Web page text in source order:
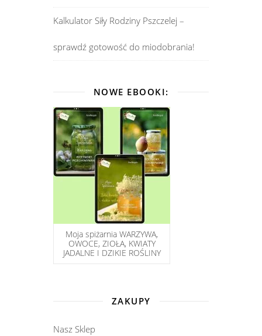
Kalkulator Siły Rodziny Pszczelej –
sprawdź gotowość do miodobrania!
NOWE EBOOKI:
Moja spiżarnia WARZYWA,
OWOCE, ZIOŁA, KWIATY
JADALNE I DZIKIE ROŚLINY
ZAKUPY
Nasz Sklep